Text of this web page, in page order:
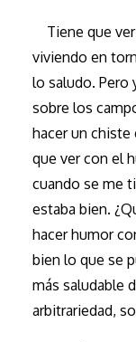
Tiene que
viviendo en
lo saludo. Pero
sobre los
hacer un
que ver con el
cuando se me
estaba bien.
hacer humor
bien lo que se
más saludable
arbitrariedad,